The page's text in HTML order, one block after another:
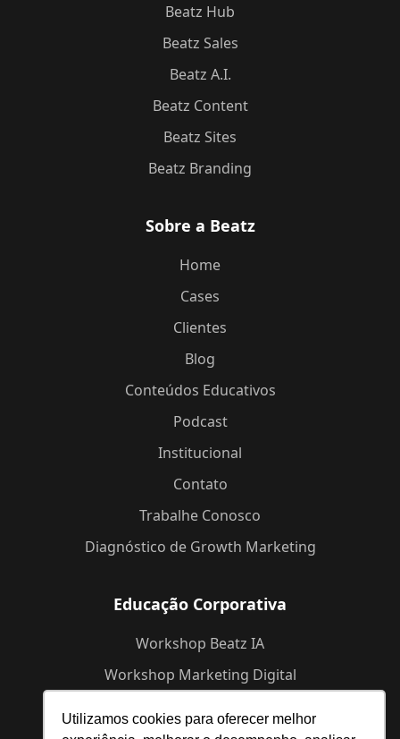
Utilizamos cookies para oferecer melhor
Beatz Hub
Beatz Sales
Beatz A.I.
Beatz Content
Beatz Sites
Beatz Branding
Sobre a Beatz
Home
Cases
Clientes
Blog
Conteúdos Educativos
Podcast
Institucional
Contato
Trabalhe Conosco
Diagnóstico de Growth Marketing
Educação Corporativa
Workshop Beatz IA
Workshop Marketing Digital